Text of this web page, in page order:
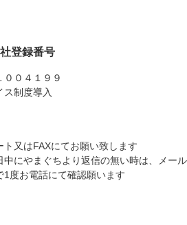
登録番号
０４１９９
ス制度導入
又はFAXにてお願い致します
中にやまぐちより返信の無い時は、メール
度お電話にて確認願います